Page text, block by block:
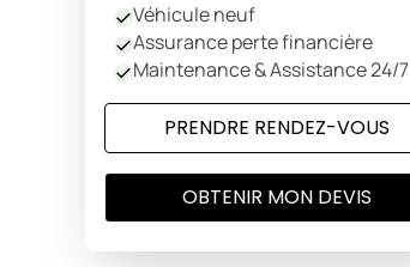
Véhicule neuf
Assurance perte financière
Maintenance & Assistance 24/7
PRENDRE RENDEZ-VOUS
OBTENIR MON DEVIS